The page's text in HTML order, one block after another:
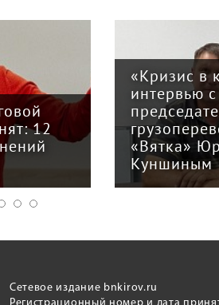
12
«Кризис в
интервью с
«Вятка»
Куншиным
Сетевое издание bnkirov.ru